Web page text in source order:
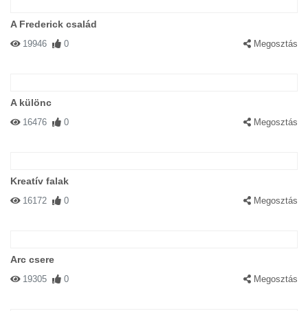
A Frederick család
19946 0 Megosztás
A különc
16476 0 Megosztás
Kreatív falak
16172 0 Megosztás
Arc csere
19305 0 Megosztás